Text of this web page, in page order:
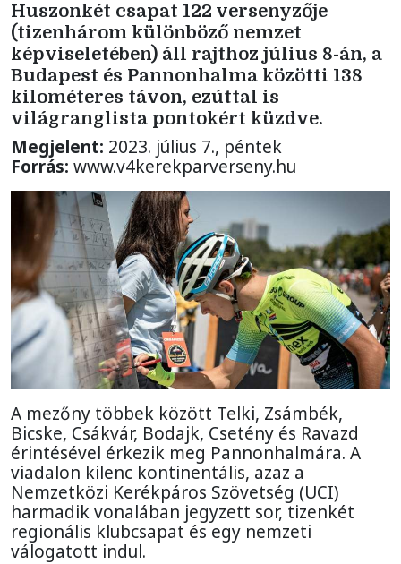
Huszonkét csapat 122 versenyzője
(tizenhárom különböző nemzet
képviseletében) áll rajthoz július 8-án, a
Budapest és Pannonhalma közötti 138
kilométeres távon, ezúttal is
világranglista pontokért küzdve.
Megjelent: 2023. július 7., péntek
Forrás: www.v4kerekparverseny.hu
A mezőny többek között Telki, Zsámbék,
Bicske, Csákvár, Bodajk, Csetény és Ravazd
érintésével érkezik meg Pannonhalmára. A
viadalon kilenc kontinentális, azaz a
Nemzetközi Kerékpáros Szövetség (UCI)
harmadik vonalában jegyzett sor, tizenkét
regionális klubcsapat és egy nemzeti
válogatott indul.